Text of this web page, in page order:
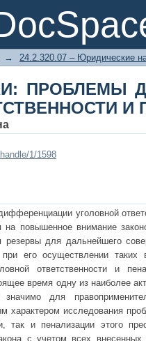
И
→ 24.2.320.07 – Юридические
ПРОБЛЕМЫ
И
1/1598
уголовной
на повышенное внимание
для дальнейшего
его осуществлении таких
ответственности и
время одну из наиболее
для
характером исследования
так и пенализации этого
с учетом всех